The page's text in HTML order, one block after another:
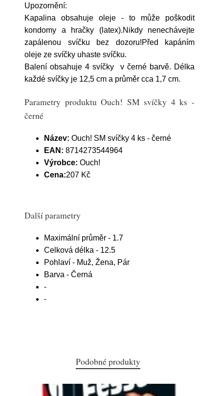
Upozornění:
Kapalina obsahuje oleje - to může poškodit
kondomy a hračky (latex).Nikdy nenechávejte
zapálenou svíčku bez dozoru!Před kapáním
oleje ze svíčky uhaste svíčku.
Balení obsahuje 4 svíčky v černé barvě. Délka
každé svíčky je 12,5 cm a průměr cca 1,7 cm.
Parametry produktu Ouch! SM svíčky 4 ks -
černé
Název: Ouch! SM svíčky 4 ks - černé
EAN: 8714273544964
Výrobce: Ouch!
Cena:207 Kč
Další parametry
Maximální průměr - 1.7
Celková délka - 12.5
Pohlaví - Muž, Žena, Pár
Barva - Černá
-
-
Podobné produkty